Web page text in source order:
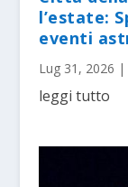
l’estate:
eventi
Lug 31, 2026 |
leggi tutto